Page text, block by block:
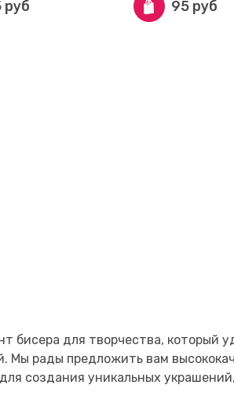
руб 95 руб
для творчества, который
Мы рады предложить вам
создания уникальных